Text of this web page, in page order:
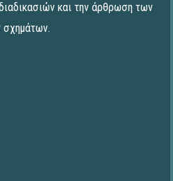
και την άρθρωση των
σχημάτων.